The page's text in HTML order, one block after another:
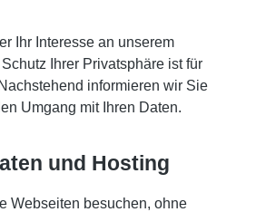
Ihr Interesse an unserem
Ihrer Privatsphäre ist für
informieren wir Sie
Umgang mit Ihren Daten.
und Hosting
Webseiten besuchen, ohne